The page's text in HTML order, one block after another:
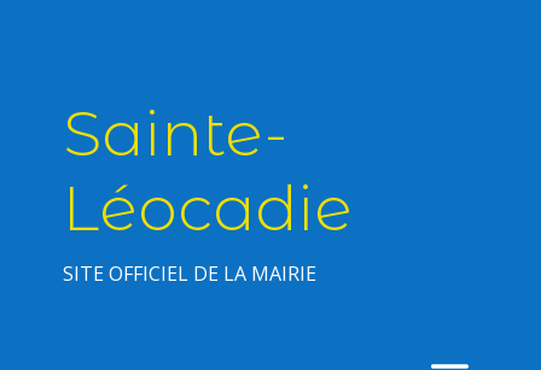
Sainte-
Léocadie
SITE OFFICIEL DE LA MAIRIE